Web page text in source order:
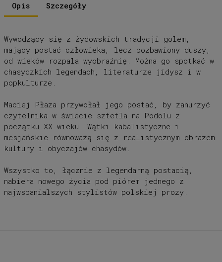
Opis Szczegóły
Wywodzący się z żydowskich tradycji golem,
mający postać człowieka, lecz pozbawiony duszy,
od wieków rozpala wyobraźnię. Można go spotkać w
chasydzkich legendach, literaturze jidysz i w
popkulturze.
Maciej Płaza przywołał jego postać, by zanurzyć
czytelnika w świecie sztetla na Podolu z
początku XX wieku. Wątki kabalistyczne i
mesjańskie równoważą się z realistycznym obrazem
kultury i obyczajów chasydów.
Wszystko to, łącznie z legendarną postacią,
nabiera nowego życia pod piórem jednego z
najwspanialszych stylistów polskiej prozy.